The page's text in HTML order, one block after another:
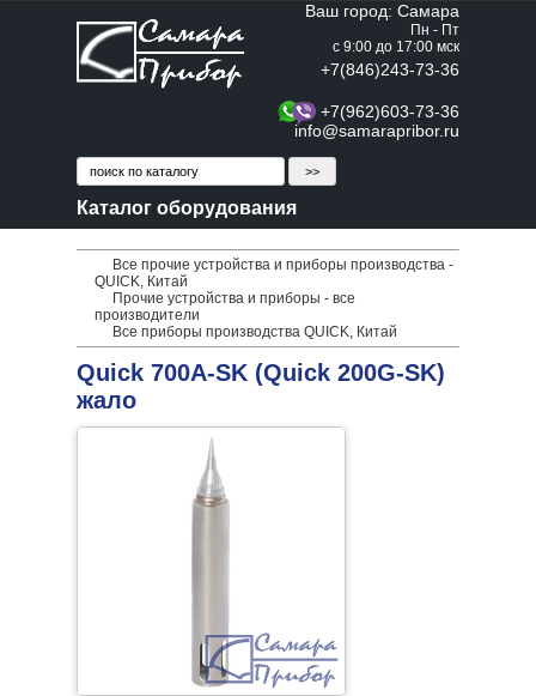
Ваш город: Самара
Пн - Пт
с 9:00 до 17:00 мск
+7(846)243-73-36
+7(962)603-73-36
info@samarapribor.ru
Каталог оборудования
Все прочие устройства и приборы производства -
QUICK, Китай
Прочие устройства и приборы - все
производители
Все приборы производства QUICK, Китай
Quick 700A-SK (Quick 200G-SK)
жало